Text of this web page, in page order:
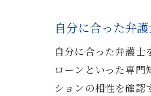
自分に合った弁
自分に合った弁護
ローンといった専
ションの相性を確